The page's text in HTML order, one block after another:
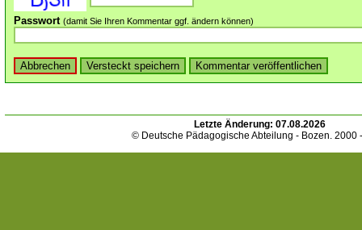
Passwort (damit Sie Ihren Kommentar ggf. ändern können)
Letzte Änderung: 07.08.2026
© Deutsche Pädagogische Abteilung - Bozen. 2000